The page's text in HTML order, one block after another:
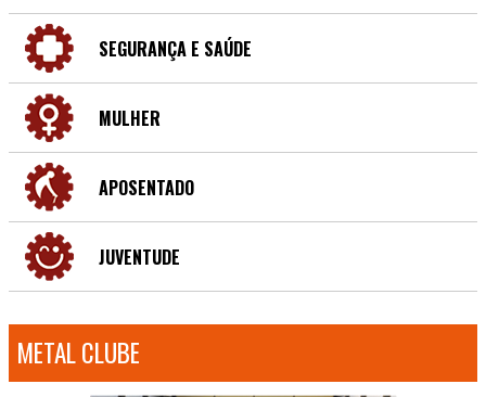
SEGURANÇA E SAÚDE
MULHER
APOSENTADO
JUVENTUDE
METAL CLUBE